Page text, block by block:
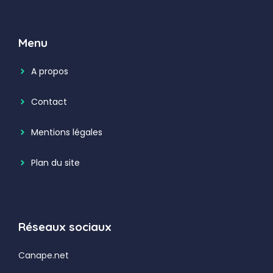
Menu
A propos
Contact
Mentions légales
Plan du site
Réseaux sociaux
Canape.net